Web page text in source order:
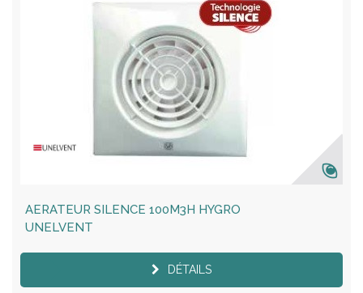
AERATEUR SILENCE 100M3H HYGRO
UNELVENT
DÉTAILS